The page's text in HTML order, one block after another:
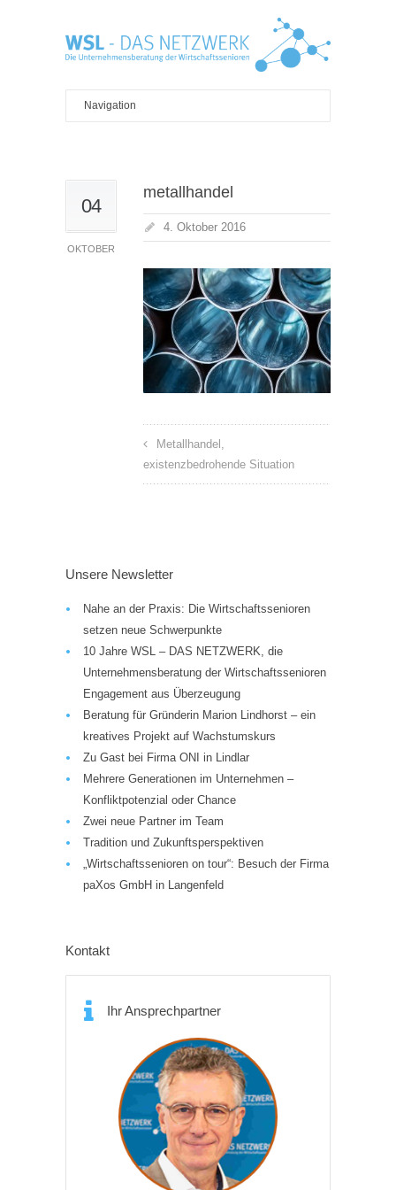
04
OKTOBER
metallhandel
4. Oktober 2016
Metallhandel,
existenzbedrohende Situation
Unsere Newsletter
Nahe an der Praxis: Die Wirtschaftssenioren
setzen neue Schwerpunkte
10 Jahre WSL – DAS NETZWERK, die
Unternehmensberatung der Wirtschaftssenioren
Engagement aus Überzeugung
Beratung für Gründerin Marion Lindhorst – ein
kreatives Projekt auf Wachstumskurs
Zu Gast bei Firma ONI in Lindlar
Mehrere Generationen im Unternehmen –
Konfliktpotenzial oder Chance
Zwei neue Partner im Team
Tradition und Zukunftsperspektiven
„Wirtschaftssenioren on tour“: Besuch der Firma
paXos GmbH in Langenfeld
Kontakt
Ihr Ansprechpartner